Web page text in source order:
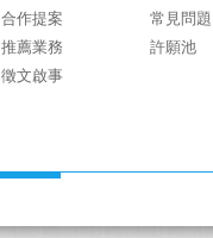
合作提案
推薦業務
徵文啟事
常見問題
許願池